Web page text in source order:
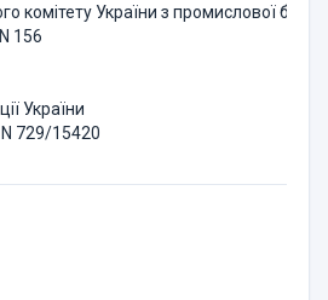
комітету України з промислової
156
України
729/15420